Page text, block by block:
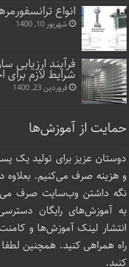
انواع
شهریور 10, 1400
فرآیند ارزیابی
شرایط لازم برای
فروردین 23, 1400
حمایت از آموزش‌ها
دوستان عزیز برای تولید
و هزینه صرف می‌کنیم. بعلاوه
نگه داشتن وب‌سایت صرف
به آموزش‌های رایگان
انتشار لینک‌ آموزش‌ها و
راه همراهی کنید. همچنین لطفا
کنید.